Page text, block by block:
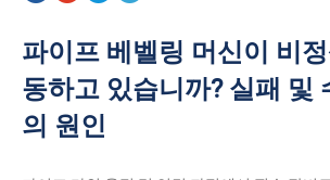
파이프 베벨링 머신이 비
동하고 있습니까? 실패 및
의 원인